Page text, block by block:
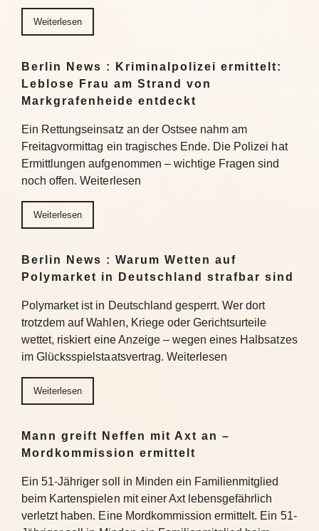
Weiterlesen
Berlin News : Kriminalpolizei ermittelt:
Leblose Frau am Strand von
Markgrafenheide entdeckt
Ein Rettungseinsatz an der Ostsee nahm am
Freitagvormittag ein tragisches Ende. Die Polizei hat
Ermittlungen aufgenommen – wichtige Fragen sind
noch offen. Weiterlesen
Weiterlesen
Berlin News : Warum Wetten auf
Polymarket in Deutschland strafbar sind
Polymarket ist in Deutschland gesperrt. Wer dort
trotzdem auf Wahlen, Kriege oder Gerichtsurteile
wettet, riskiert eine Anzeige – wegen eines Halbsatzes
im Glücksspielstaatsvertrag. Weiterlesen
Weiterlesen
Mann greift Neffen mit Axt an –
Mordkommission ermittelt
Ein 51-Jähriger soll in Minden ein Familienmitglied
beim Kartenspielen mit einer Axt lebensgefährlich
verletzt haben. Eine Mordkommission ermittelt. Ein 51-